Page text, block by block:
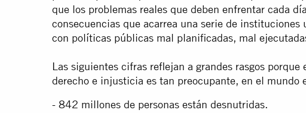
que los problemas reales que deben enfrentar cada
consecuencias que acarrea una serie de instituciones
con políticas públicas mal planificadas, mal
Las siguientes cifras reflejan a grandes rasgos
derecho e injusticia es tan preocupante, en el mundo
- 842 millones de personas están desnutridas.